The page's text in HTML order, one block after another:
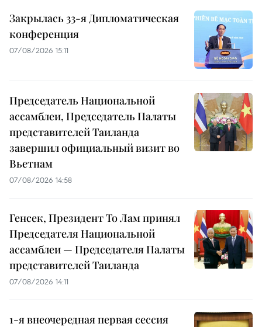
Закрылась 33-я Дипломатическая
конференция
07/08/2026 15:11
Председатель Национальной
ассамблеи, Председатель Палаты
представителей Таиланда
завершил официальный визит во
Вьетнам
07/08/2026 14:58
Генсек, Президент То Лам принял
Председателя Национальной
ассамблеи — Председателя Палаты
представителей Таиланда
07/08/2026 14:11
1-я внеочередная первая сессия